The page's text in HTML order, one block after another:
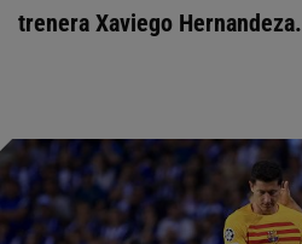
trenera Xaviego Hernandeza.